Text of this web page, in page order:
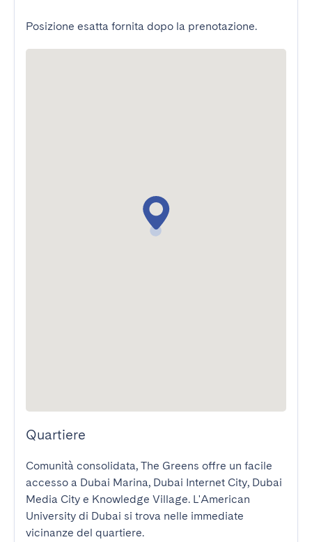
Posizione esatta fornita dopo la prenotazione.
Quartiere
Comunità consolidata, The Greens offre un facile
accesso a Dubai Marina, Dubai Internet City, Dubai
Media City e Knowledge Village. L'American
University di Dubai si trova nelle immediate
vicinanze del quartiere.